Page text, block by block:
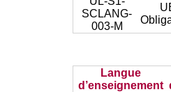
SCLANG-
003-M
Langue
d’enseignement